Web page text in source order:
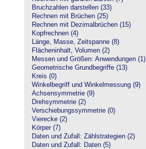
Bruchzahlen darstellen (33)
Rechnen mit Brüchen (25)
Rechnen mit Dezimalbrüchen (15)
Kopfrechnen (4)
Länge, Masse, Zeitspanne (8)
Flächeninhalt, Volumen (2)
Messen und Größen: Anwendungen (1)
Geometrische Grundbegriffe (13)
Kreis (0)
Winkelbegriff und Winkelmessung (9)
Achsensymmetrie (9)
Drehsymmetrie (2)
Verschiebungssymmetrie (0)
Vierecke (2)
Körper (7)
Daten und Zufall: Zählstrategien (2)
Daten und Zufall: Daten (5)